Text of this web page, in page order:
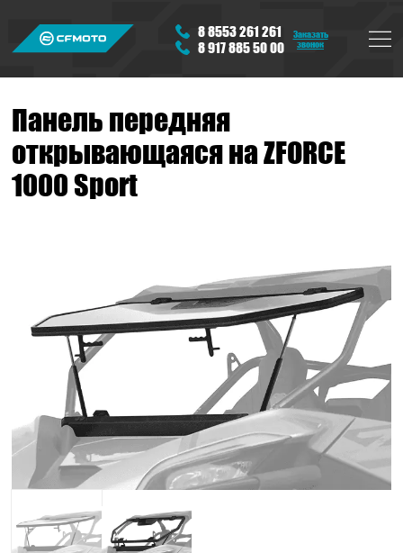
8 8553 261 261
8 917 885 50 00
Заказать
звонок
Панель передняя
открывающаяся на ZFORCE
1000 Sport